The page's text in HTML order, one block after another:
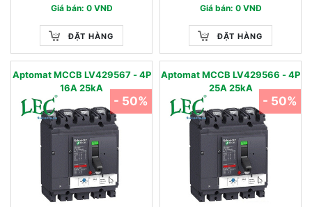
Giá bán: 0 VNĐ
ĐẶT HÀNG
Giá bán: 0 VNĐ
ĐẶT HÀNG
Aptomat MCCB LV429567 - 4P
16A 25kA
- 50%
Aptomat MCCB LV429566 - 4P
25A 25kA
- 50%